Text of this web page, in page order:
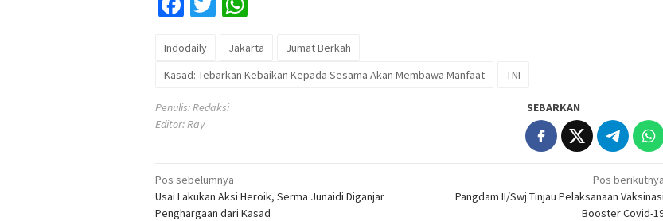
Indodaily Jakarta
Jumat Berkah
Kasad: Tebarkan Kebaikan Kepada Sesama Akan Membawa Manfaat
TNI
Penulis: Redaksi
Editor: Ray
SEBARKAN
Navigasi
pos
Pos sebelumnya
Usai Lakukan Aksi Heroik, Serma Junaidi Diganjar
Penghargaan dari Kasad
Pos berikutnya
Pangdam II/Swj Tinjau Pelaksanaan Vaksinasi
Booster Covid-